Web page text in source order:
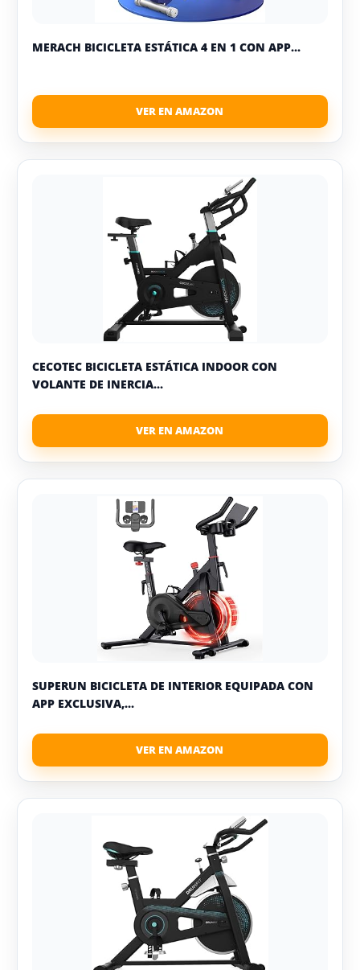
MERACH BICICLETA ESTÁTICA 4 EN 1 CON APP...
CECOTEC BICICLETA ESTÁTICA INDOOR CON
VOLANTE DE INERCIA...
SUPERUN BICICLETA DE INTERIOR EQUIPADA CON
APP EXCLUSIVA,...